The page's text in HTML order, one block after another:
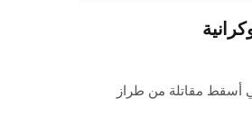
أسقط مقاتلة من طراز